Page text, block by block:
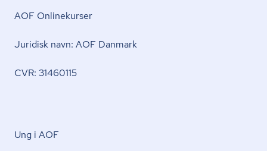
AOF Onlinekurser
Juridisk navn: AOF Danmark
CVR: 31460115
Ung i AOF